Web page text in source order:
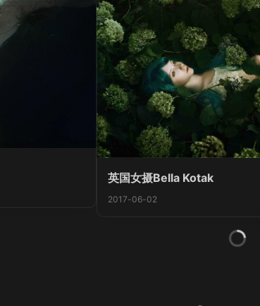
英国女摄Bella Kotak
2017-06-02